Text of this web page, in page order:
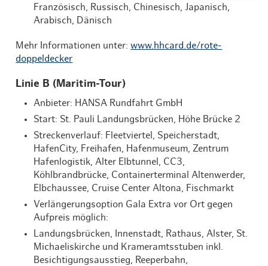
Französisch, Russisch, Chinesisch, Japanisch,
Arabisch, Dänisch
Mehr Informationen unter:www.hhcard.de/rote-
doppeldecker
Linie B (Maritim-Tour)
Anbieter: HANSA Rundfahrt GmbH
Start: St. Pauli Landungsbrücken, Höhe Brücke 2
Streckenverlauf: Fleetviertel, Speicherstadt,
HafenCity, Freihafen, Hafenmuseum, Zentrum
Hafenlogistik, Alter Elbtunnel, CC3,
Köhlbrandbrücke, Containerterminal Altenwerder,
Elbchaussee, Cruise Center Altona, Fischmarkt
Verlängerungsoption Gala Extra vor Ort gegen
Aufpreis möglich:
Landungsbrücken, Innenstadt, Rathaus, Alster, St.
Michaeliskirche und Krameramtsstuben inkl.
Besichtigungsausstieg, Reeperbahn,